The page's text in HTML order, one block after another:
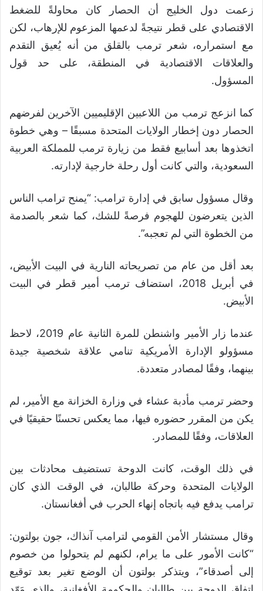
زعمت دول الخليج أن الحصار كان محاولةً للضغط
الاقتصادي على قطر نتيجةً لدعمها المزعوم للإرهاب، لكن
مع استمراره، شعر ترمب بالقلق من أنه يُعيق التقدم
والعلاقات الاقتصادية في المنطقة، على حد قول
المسؤول.
كما انزعج ترمب من اللاعبين الإقليميين الآخرين لفرضهم
الحصار دون إخطار الولايات المتحدة مسبقًا – وهي خطوة
اتخذوها بعد أسابيع فقط من زيارة ترمب للمملكة العربية
السعودية، والتي كانت أول رحلة خارجية لإدارته.
وقال مسؤول سابق في إدارة ترامب: “يمنح ترامب الناس
الذين يتعرضون للهجوم فرصةً للشك، كما شعر بالصدمة
من الخطوة التي لم تعجبه”.
بعد أقل من عام من تصريحاته النارية في البيت الأبيض،
في أبريل 2018، استضاف ترمب أمير قطر في البيت
الأبيض.
عندما زار الأمير واشنطن للمرة الثانية عام 2019، لاحظ
مسؤولو الإدارة الأمريكية تنامي علاقة شخصية جيدة
بينهما، وفقًا لمصادر متعددة.
وحضر ترمب مأدبة عشاء في وزارة الخزانة مع الأمير، لم
يكن من المقرر حضوره فيها، مما يعكس تحسنًا حقيقيًا في
العلاقات، وفقًا للمصادر.
في ذلك الوقت، كانت الدوحة تستضيف محادثات بين
الولايات المتحدة وحركة طالبان، في الوقت الذي كان
ترامب يدفع فيه باتجاه إنهاء الحرب في أفغانستان.
وقال مستشار الأمن القومي لترامب آنذاك، جون بولتون:
“كانت الأمور على ما يرام، لكنهم لم يتحولوا من خصوم
إلى أصدقاء”، ويتذكر بولتون أن الوضع تغير بعد توقيع